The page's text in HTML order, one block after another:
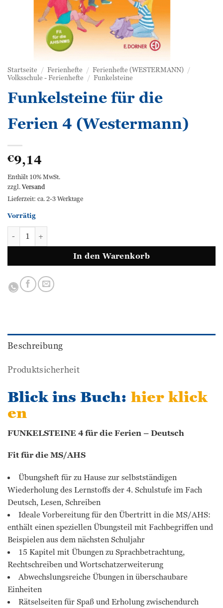
Startseite / Ferienhefte / Ferienhefte (WESTERMANN) /
Volksschule - Ferienhefte / Funkelsteine
Funkelsteine für die
Ferien 4 (Westermann)
€9,14
Enthält 10% MwSt.
zzgl.Versand
Lieferzeit: ca. 2-3 Werktage
Vorrätig
Funkelsteine für die Ferien 4 (Westermann) Menge
In den Warenkorb
Beschreibung
Produktsicherheit
Blick ins Buch: hier klick
en
FUNKELSTEINE 4 für die Ferien – Deutsch
Fit für die MS/AHS
Übungsheft für zu Hause zur selbstständigen
Wiederholung des Lernstoffs der 4. Schulstufe im Fach
Deutsch, Lesen, Schreiben
Ideale Vorbereitung für den Übertritt in die MS/AHS:
enthält einen speziellen Übungsteil mit Fachbegriffen und
Beispielen aus dem nächsten Schuljahr
15 Kapitel mit Übungen zu Sprachbetrachtung,
Rechtschreiben und Wortschatzerweiterung
Abwechslungsreiche Übungen in überschaubare
Einheiten
Rätselseiten für Spaß und Erholung zwischendurch